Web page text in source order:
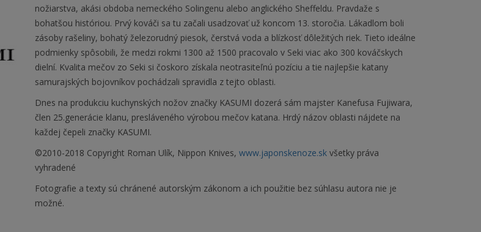
nožiarstva, akási obdoba nemeckého Solingenu alebo anglického Sheffeldu. Pravdaže s
bohatšou históriou. Prvý kováči sa tu začali usadzovať už koncom 13. storočia. Lákadlom boli
zásoby rašeliny, bohatý železorudný piesok, čerstvá voda a blízkosť dôležitých riek. Tieto ideálne
podmienky spôsobili, že medzi rokmi 1300 až 1500 pracovalo v Seki viac ako 300 kováčskych
dielní. Kvalita mečov zo Seki si čoskoro získala neotrasiteľnú pozíciu a tie najlepšie katany
samurajských bojovníkov pochádzali spravidla z tejto oblasti.
Dnes na produkciu kuchynských nožov značky KASUMI dozerá sám majster Kanefusa Fujiwara,
člen 25.generácie klanu, presláveného výrobou mečov katana. Hrdý názov oblasti nájdete na
každej čepeli značky KASUMI.
©2010-2018 Copyright Roman Ulík, Nippon Knives, www.japonskenoze.skvšetky práva
vyhradené
Fotografie a texty sú chránené autorským zákonom a ich použitie bez súhlasu autora nie je
možné.